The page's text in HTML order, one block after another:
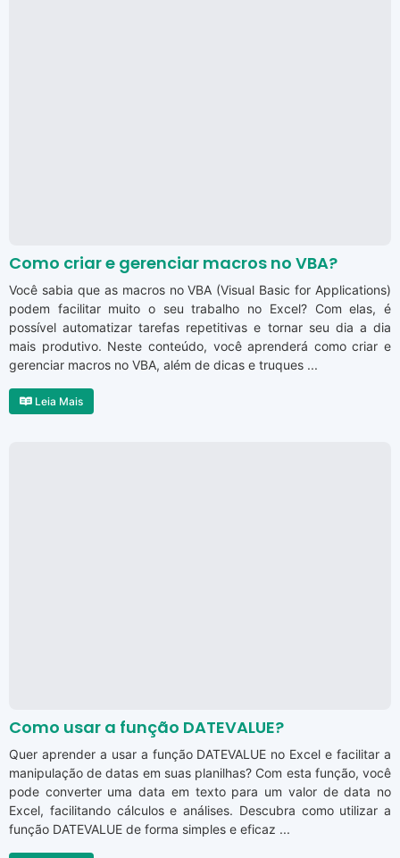
Como criar e gerenciar macros no VBA?
Você sabia que as macros no VBA (Visual Basic for Applications)
podem facilitar muito o seu trabalho no Excel? Com elas, é
possível automatizar tarefas repetitivas e tornar seu dia a dia
mais produtivo. Neste conteúdo, você aprenderá como criar e
gerenciar macros no VBA, além de dicas e truques ...
Leia Mais
Como usar a função DATEVALUE?
Quer aprender a usar a função DATEVALUE no Excel e facilitar a
manipulação de datas em suas planilhas? Com esta função, você
pode converter uma data em texto para um valor de data no
Excel, facilitando cálculos e análises. Descubra como utilizar a
função DATEVALUE de forma simples e eficaz ...